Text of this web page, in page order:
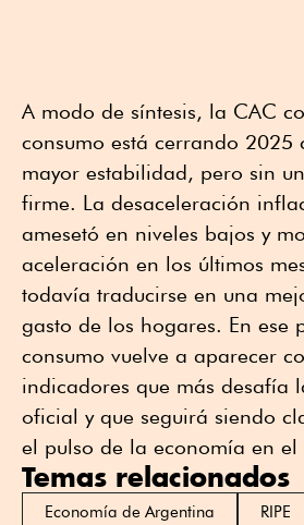
A modo de síntesis, la CAC
consumo está cerrando 2025
mayor estabilidad, pero sin
firme. La desaceleración
amesetó en niveles bajos y
aceleración en los últimos
todavía traducirse en una
gasto de los hogares. En ese
consumo vuelve a aparecer
indicadores que más desafía
oficial y que seguirá siendo
el pulso de la economía en
Temas relacionados
Economía de Argentina RIPE